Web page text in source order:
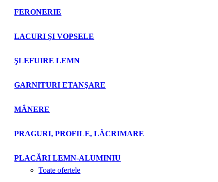
FERONERIE
LACURI ŞI VOPSELE
ŞLEFUIRE LEMN
GARNITURI ETANŞARE
MÂNERE
PRAGURI, PROFILE, LĂCRIMARE
PLACĂRI LEMN-ALUMINIU
Toate ofertele